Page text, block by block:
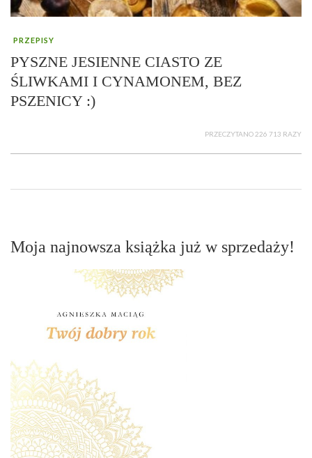
PRZEPISY
PYSZNE JESIENNE CIASTO ZE
ŚLIWKAMI I CYNAMONEM, BEZ
PSZENICY :)
PRZECZYTANO 226 713 RAZY
Moja najnowsza książka już w sprzedaży!